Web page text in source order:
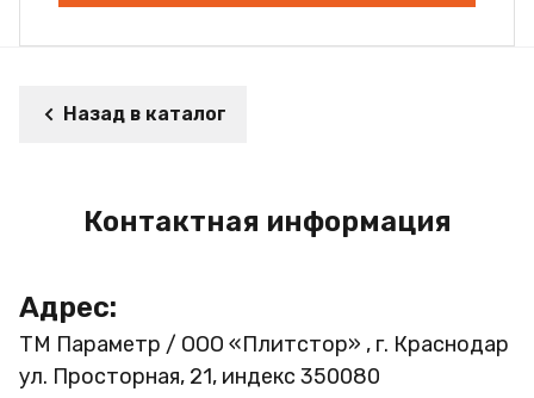
Назад в каталог
Контактная информация
Адрес:
ТМ Параметр / ООО «Плитстор» , г. Краснодар
ул. Просторная, 21, индекс 350080